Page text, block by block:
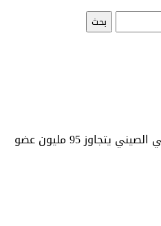
95 مليون عضو